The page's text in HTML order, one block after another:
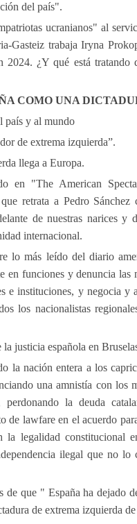
del país".
ucranianos" al
Gasteiz trabaja Iryna
2024. ¿Y qué está tratando
COMO UNA
país y al mundo
de extrema izquierda”.
llega a Europa.
en "The American
retrata a Pedro
de nuestras narices
internacional.
lo más leído del diario
en funciones y denuncia las
e instituciones, y negocia y
los nacionalistas
justicia española en
la nación entera a los
una amnistía con los
la deuda
de lawfare en el acuerdo
la legalidad constitucional
ilegal que no
de que " España ha dejado
de extrema izquierda